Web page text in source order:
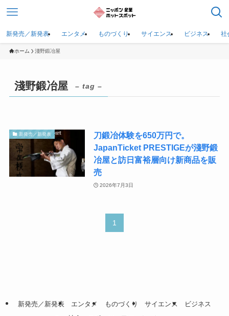
新発売／新発表 エンタメ ものづくり サイエンス ビジネス 社
ホーム 淺野鍛冶屋
淺野鍛冶屋 – tag –
新発売／新発表
刀鍛冶体験を650万円で。
JapanTicket PRESTIGEが淺野鍛
冶屋と訪日富裕層向け新商品を販
売
2026年7月3日
1
新発売／新発表 エンタメ ものづくり サイエンス
ビジネス